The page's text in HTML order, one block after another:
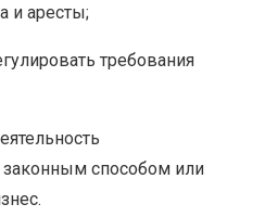
и аресты;
требования
законным способом или